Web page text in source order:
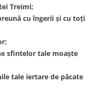
Treimi;
cu îngerii şi cu toţi
sfintelor tale moaşte
tale iertare de păcate